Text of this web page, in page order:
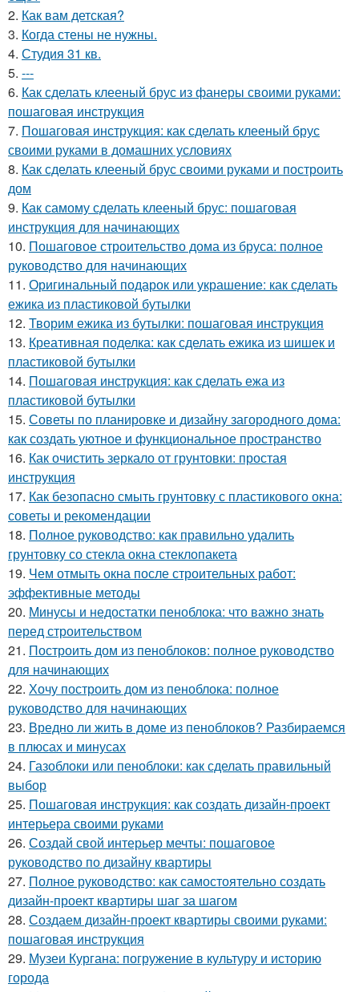
2. Как вам детская?
3. Когда стены не нужны.
4. Студия 31 кв.
5. ---
6. Как сделать клееный брус из фанеры своими руками:
пошаговая инструкция
7. Пошаговая инструкция: как сделать клееный брус
своими руками в домашних условиях
8. Как сделать клееный брус своими руками и построить
дом
9. Как самому сделать клееный брус: пошаговая
инструкция для начинающих
10. Пошаговое строительство дома из бруса: полное
руководство для начинающих
11. Оригинальный подарок или украшение: как сделать
ежика из пластиковой бутылки
12. Творим ежика из бутылки: пошаговая инструкция
13. Креативная поделка: как сделать ежика из шишек и
пластиковой бутылки
14. Пошаговая инструкция: как сделать ежа из
пластиковой бутылки
15. Советы по планировке и дизайну загородного дома:
как создать уютное и функциональное пространство
16. Как очистить зеркало от грунтовки: простая
инструкция
17. Как безопасно смыть грунтовку с пластикового окна:
советы и рекомендации
18. Полное руководство: как правильно удалить
грунтовку со стекла окна стеклопакета
19. Чем отмыть окна после строительных работ:
эффективные методы
20. Минусы и недостатки пеноблока: что важно знать
перед строительством
21. Построить дом из пеноблоков: полное руководство
для начинающих
22. Хочу построить дом из пеноблока: полное
руководство для начинающих
23. Вредно ли жить в доме из пеноблоков? Разбираемся
в плюсах и минусах
24. Газоблоки или пеноблоки: как сделать правильный
выбор
25. Пошаговая инструкция: как создать дизайн-проект
интерьера своими руками
26. Создай свой интерьер мечты: пошаговое
руководство по дизайну квартиры
27. Полное руководство: как самостоятельно создать
дизайн-проект квартиры шаг за шагом
28. Создаем дизайн-проект квартиры своими руками:
пошаговая инструкция
29. Музеи Кургана: погружение в культуру и историю
города